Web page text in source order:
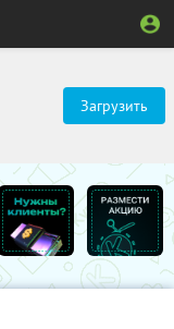
Загрузить